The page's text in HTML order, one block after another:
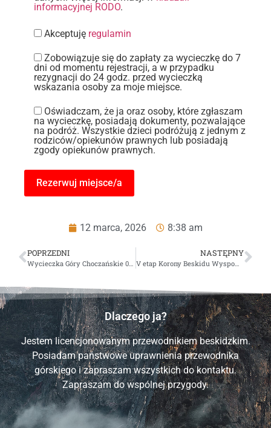
informacyjnej RODO.
Akceptuję regulamin
Zobowiązuje się do zapłaty za wycieczkę do 7
dni od momentu rejestracji, a w przypadku
rezygnacji do 24 godz. przed wycieczką
wskazania osoby za moje miejsce.
Oświadczam, że ja oraz osoby, które zgłaszam
na wycieczkę, posiadają dokumenty, pozwalające
na podróż. Wszystkie dzieci podróżują z jednym z
rodziców/opiekunów prawnych lub posiadają
zgody opiekunów prawnych.
12 marca, 2026 8:38 am
POPRZEDNI NASTĘPNY
V etap Korony Beskidu Wyspowego 19.04.2026 r.
Dlaczego ja?
Jestem licencjonowanym przewodnikiem beskidzkim.
Posiadam państwowe uprawnienia przewodnika
górskiego i zapraszam wszystkich do kontaktu.
Zapraszam do wspólnej przygody.